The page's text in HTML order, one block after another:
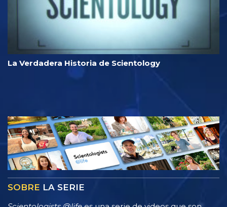
La Verdadera Historia de Scientology
SOBRE LA SERIE